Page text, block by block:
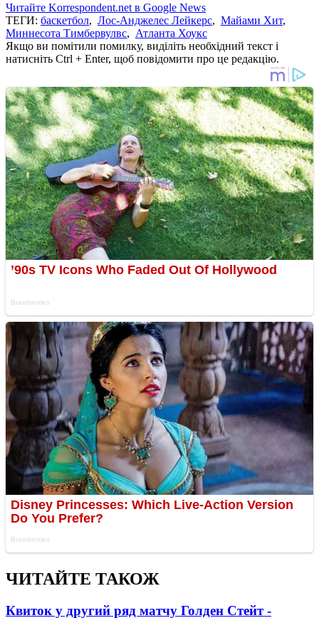
Читайте Korrespondent.net в Google News
ТЕГИ: баскетбол, Лос-Анджелес Лейкерс, Майами Хит,
Миннесота Тимбервулвс, Атланта Хоукс
Якщо ви помітили помилку, виділіть необхідний текст і
натисніть Ctrl + Enter, щоб повідомити про це редакцію.
ЧИТАЙТЕ ТАКОЖ
Квиток у другий ряд матчу Голден Стейт -